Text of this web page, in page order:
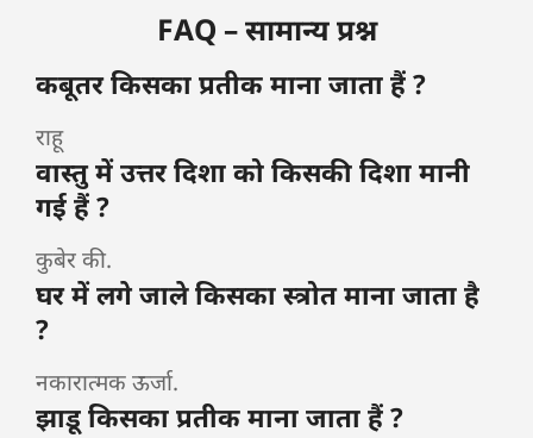
FAQ – सामान्य प्रश्न
कबूतर किसका प्रतीक माना जाता हैं ?
राहू
वास्तु में उत्तर दिशा को किसकी दिशा मानी
गई हैं ?
कुबेर की.
घर में लगे जाले किसका स्त्रोत माना जाता है
?
नकारात्मक ऊर्जा.
झाडू किसका प्रतीक माना जाता हैं ?